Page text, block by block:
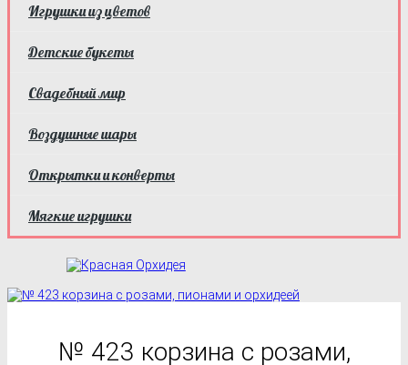
Игрушки из цветов
Детские букеты
Свадебный мир
Воздушные шары
Открытки и конверты
Мягкие игрушки
№ 423 корзина с розами,